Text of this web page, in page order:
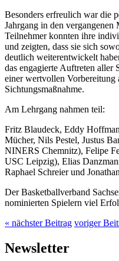
Besonders erfreulich war die
Jahrgang in den
Teilnehmer konnten ihre
und zeigten, dass sie sich
deutlich weiterentwickelt
das engagierte Auftreten aller
einer wertvollen Vorbereitung
Sichtungsmaßnahme.
Am Lehrgang nahmen teil:
Fritz Blaudeck, Eddy
Mücher, Nils Pestel, Justus
NINERS Chemnitz), Felipe
USC Leipzig), Elias
Raphael Schreier und
Der Basketballverband
nominierten Spielern viel
« nächster Beitrag voriger
Newsletter